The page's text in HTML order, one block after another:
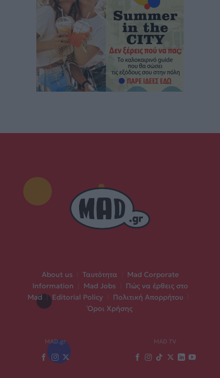
About us Ταυτότητα
Mad Corporate
Information
Mad Jobs
Πώς να έρθεις στο
Mad | Editorial Policy Πολιτική Απορρήτου
Όροι Χρήσης
MAD.gr MAD TV